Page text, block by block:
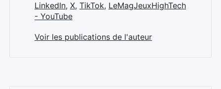
LinkedIn, X, TikTok, LeMagJeuxHighTech
- YouTube
Voir les publications de l'auteur